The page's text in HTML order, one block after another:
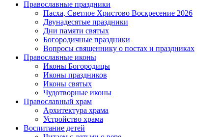
Православные праздники
Пасха, Светлое Христово Воскресение 2026
Двунадесятые праздники
Дни памяти святых
Богородичные праздники
Вопросы священнику о постах и праздниках
Православные иконы
Иконы Богородицы
Иконы праздников
Иконы святых
Чудотворные иконы
Православный храм
Архитектура храма
Устройство храма
Воспитание детей